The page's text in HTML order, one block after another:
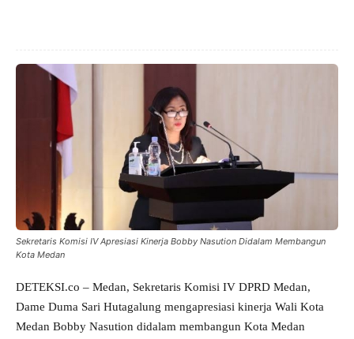
Sekretaris Komisi IV Apresiasi Kinerja Bobby Nasution Didalam Membangun
Kota Medan
DETEKSI.co – Medan, Sekretaris Komisi IV DPRD Medan,
Dame Duma Sari Hutagalung mengapresiasi kinerja Wali Kota
Medan Bobby Nasution didalam membangun Kota Medan